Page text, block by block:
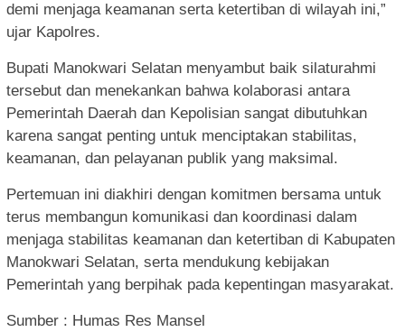
demi menjaga keamanan serta ketertiban di wilayah ini,”
ujar Kapolres.
Bupati Manokwari Selatan menyambut baik silaturahmi
tersebut dan menekankan bahwa kolaborasi antara
Pemerintah Daerah dan Kepolisian sangat dibutuhkan
karena sangat penting untuk menciptakan stabilitas,
keamanan, dan pelayanan publik yang maksimal.
Pertemuan ini diakhiri dengan komitmen bersama untuk
terus membangun komunikasi dan koordinasi dalam
menjaga stabilitas keamanan dan ketertiban di Kabupaten
Manokwari Selatan, serta mendukung kebijakan
Pemerintah yang berpihak pada kepentingan masyarakat.
Sumber : Humas Res Mansel